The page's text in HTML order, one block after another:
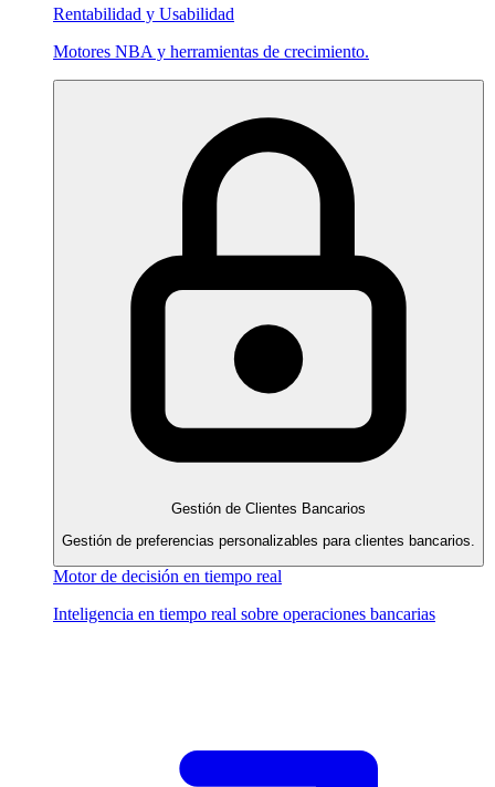
Rentabilidad y Usabilidad
Motores NBA y herramientas de crecimiento.
Gestión de Clientes Bancarios
Gestión de preferencias personalizables para clientes bancarios.
Motor de decisión en tiempo real
Inteligencia en tiempo real sobre operaciones bancarias